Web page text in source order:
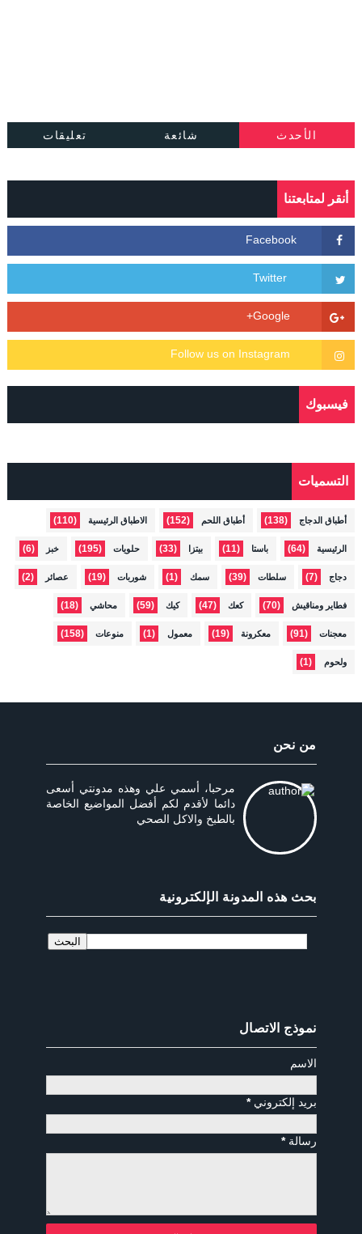
الأحدث شائعة تعليقات
أنقر لمتابعتنا
فيسبوك
التسميات
أطباق الدجاج (138) أطباق اللحم (152) الاطباق الرئيسية (110)
الرئيسية (64) باستا (11) بيتزا (33) حلويات (195) خبز (6)
دجاج (7) سلطات (39) سمك (1) شوربات (19) عصائر (2)
فطاير ومناقيش (70) كعك (47) كيك (59) محاشي (18)
معجنات (91) معكرونة (19) معمول (1) منوعات (158)
ولحوم (1)
من نحن
مرحبا، أسمي علي وهذه مدونتي أسعى
دائما لأقدم لكم أفضل المواضيع الخاصة
بالطبخ والاكل الصحي
بحث هذه المدونة الإلكترونية
نموذج الاتصال
الاسم
بريد إلكتروني*
رسالة*